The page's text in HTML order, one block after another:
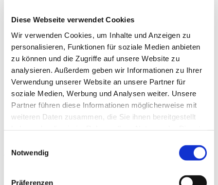
Diese Webseite verwendet Cookies
Wir verwenden Cookies, um Inhalte und Anzeigen zu
personalisieren, Funktionen für soziale Medien anbieten
zu können und die Zugriffe auf unsere Website zu
analysieren. Außerdem geben wir Informationen zu Ihrer
Verwendung unserer Website an unsere Partner für
soziale Medien, Werbung und Analysen weiter. Unsere
Partner führen diese Informationen möglicherweise mit
weiteren Daten zusammen, die Sie ihnen bereitgestellt
Notwendig
Präferenzen
der Zentralen
Notaufnahme –
Neuigkeiten im April
2026
Erweiterungsbau des
Zentralen Notaufnahme